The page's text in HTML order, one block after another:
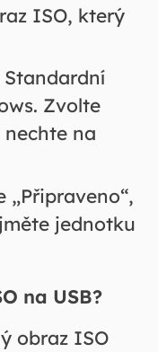
ISO, který
Zvolte
na
„Připraveno“,
jednotku
na USB?
obraz ISO